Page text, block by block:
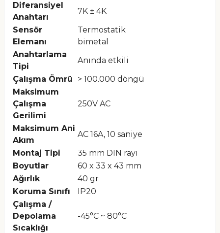
Diferansiyel
Anahtarı
7K ± 4K
Sensör
Elemanı
Termostatik
bimetal
Anahtarlama
Tipi
Anında etkili
Çalışma Ömrü
> 100.000 döngü
Maksimum
Çalışma
Gerilimi
250V AC
Maksimum Ani
Akım
AC 16A, 10 saniye
Montaj Tipi
35 mm DIN rayı
Boyutlar
60 x 33 x 43 mm
Ağırlık
40 gr
Koruma Sınıfı
IP20
Çalışma /
Depolama
Sıcaklığı
-45°C ~ 80°C